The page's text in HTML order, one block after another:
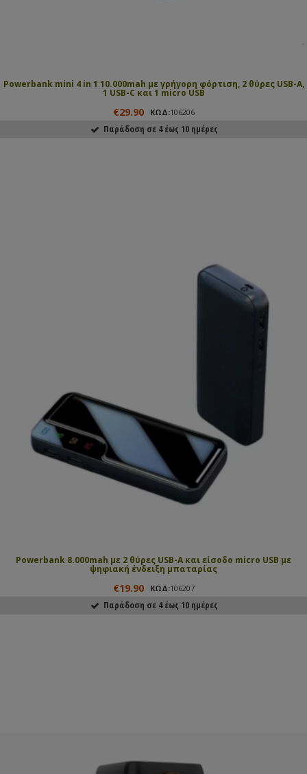
Powerbank mini 4 in 1 10.000mah με γρήγορη φόρτιση, 2 θύρες USB-A,
1 USB-C και 1 micro USB
€29.90 ΚΩΔ:106206
Παράδοση σε 4 έως 10 ημέρες
Powerbank 8.000mah με 2 θύρες USB-A και είσοδο micro USB με
ψηφιακή ένδειξη μπαταρίας
€19.90 ΚΩΔ:106207
Παράδοση σε 4 έως 10 ημέρες